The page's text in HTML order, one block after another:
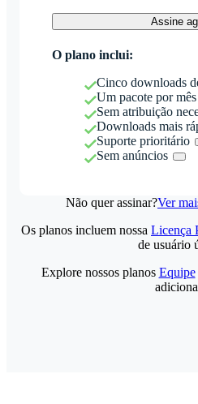
Assine
O plano inclui:
Cinco downloads
Um pacote por mês
Sem atribuição
Downloads mais
Suporte prioritário
Sem anúncios
Não quer assinar?Ver
Os planos incluem nossa Licença
de usuário
Explore nossos planos Equipe